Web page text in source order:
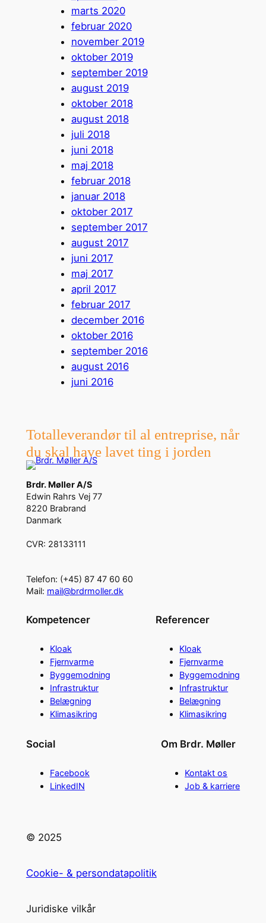
marts 2020
februar 2020
november 2019
oktober 2019
september 2019
august 2019
oktober 2018
august 2018
juli 2018
juni 2018
maj 2018
februar 2018
januar 2018
oktober 2017
september 2017
august 2017
juni 2017
maj 2017
april 2017
februar 2017
december 2016
oktober 2016
september 2016
august 2016
juni 2016
Totalleverandør til al entreprise, når
du skal have lavet ting i jorden
Brdr. Møller A/S
Edwin Rahrs Vej 77
8220 Brabrand
Danmark
CVR: 28133111
Telefon: (+45) 87 47 60 60
Mail: mail@brdrmoller.dk
Kompetencer
Kloak
Fjernvarme
Byggemodning
Infrastruktur
Belægning
Klimasikring
Referencer
Kloak
Fjernvarme
Byggemodning
Infrastruktur
Belægning
Klimasikring
Social
Facebook
LinkedIN
Om Brdr. Møller
Kontakt os
Job & karriere
© 2025
Cookie- & persondatapolitik
Juridiske vilkår